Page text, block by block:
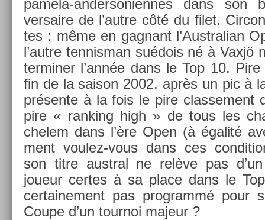
pamela-andersoniennes dans
versaire de l’autre côté du filet.
tes : même en gag­nant l’Australian
l’autre ten­nisman suédois né à Vaxjö
ter­min­er l’année dans le Top 10.
fin de la saison 2002, après un pic à
présente à la fois le pire clas­se­ment
pire « rank­ing high » de tous les
chelem dans l’ère Open (à égalité
ment voulez-vous dans ces
son titre austr­al ne relève pas
joueur cer­tes à sa place dans le
cer­taine­ment pas pro­grammé pour
Coupe d’un tour­noi majeur ?